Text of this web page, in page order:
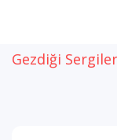
Gezdiği